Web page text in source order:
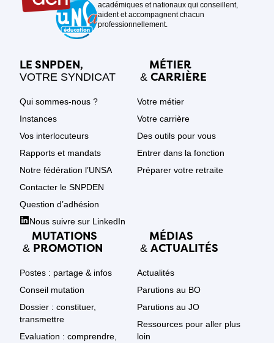
académiques et nationaux qui conseillent,
aident et accompagnent chacun
professionnellement.
LE SNPDEN,
VOTRE SYNDICAT
Qui sommes-nous ?
Instances
Vos interlocuteurs
Rapports et mandats
Notre fédération l’UNSA
Contacter le SNPDEN
Question d’adhésion
Nous suivre sur LinkedIn
MÉTIER
& CARRIÈRE
Votre métier
Votre carrière
Des outils pour vous
Entrer dans la fonction
Préparer votre retraite
MUTATIONS
& PROMOTION
Postes : partage & infos
Conseil mutation
Dossier : constituer,
transmettre
Evaluation : comprendre,
MÉDIAS
& ACTUALITÉS
Actualités
Parutions au BO
Parutions au JO
Ressources pour aller plus
loin